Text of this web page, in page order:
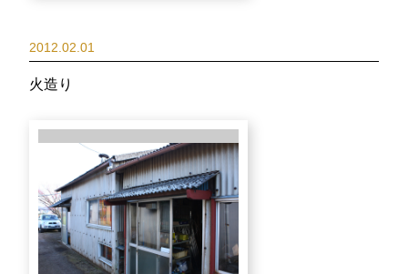
2012.02.01
火造り